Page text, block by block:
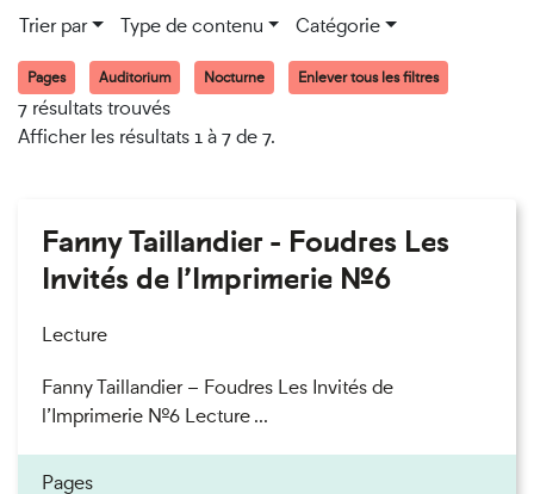
Trier par Type de contenu Catégorie
Pages Auditorium Nocturne Enlever tous les filtres
7 résultats trouvés
Afficher les résultats 1 à 7 de 7.
Fanny Taillandier - Foudres Les
Invités de l’Imprimerie n°6
Lecture
Fanny Taillandier – Foudres Les Invités de
l’Imprimerie n°6 Lecture ...
Pages